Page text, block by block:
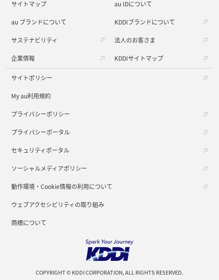
サイトマップ au IDについて
au ブランドについて KDDIブランドについて
サステナビリティ 法人のお客さま
企業情報 KDDIサイトマップ
サイトポリシー
My au利用規約
プライバシーポリシー
プライバシーポータル
セキュリティポータル
ソーシャルメディアポリシー
動作環境・Cookie情報の利用について
ウェブアクセシビリティの取り組み
商標について
COPYRIGHT © KDDI CORPORATION, ALL RIGHTS RESERVED.